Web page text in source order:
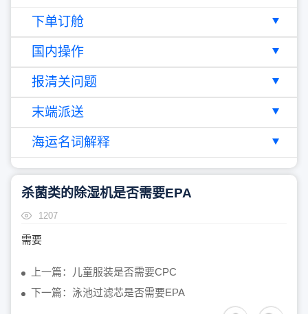
下单订舱
国内操作
报清关问题
末端派送
海运名词解释
杀菌类的除湿机是否需要EPA
1207
需要
上一篇：儿童服装是否需要CPC
下一篇：泳池过滤芯是否需要EPA